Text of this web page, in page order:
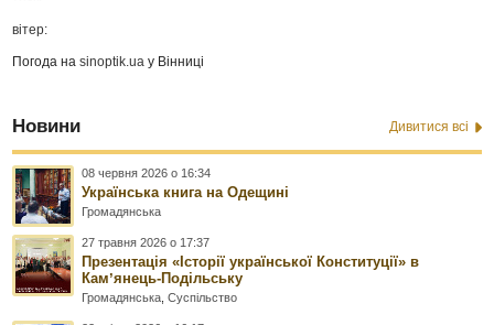
вітер:
Погода наsinoptik.ua у Вінниці
Новини Дивитися всі
08 червня 2026 о 16:34
Українська книга на Одещині
Громадянська
27 травня 2026 о 17:37
Презентація «Історії української Конституції» в
Камʼянець-Подільську
Громадянська ,Суспільство